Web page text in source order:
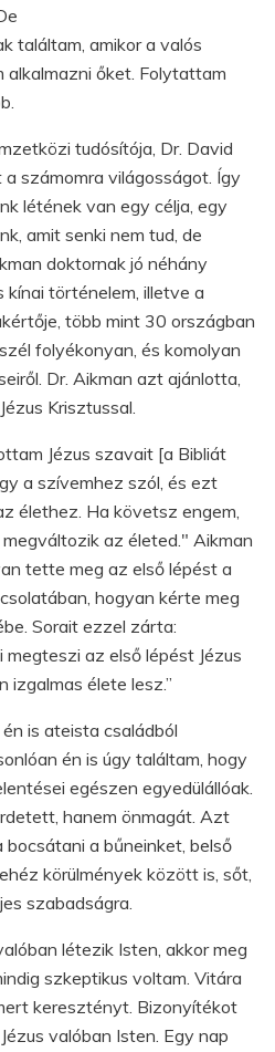
találtam, amikor a valós
őket. Folytattam
tudósítója, Dr. David
számomra világosságot. Így
létének van egy célja, egy
amit senki nem tud, de
doktornak jó néhány
kínai történelem, illetve a
több mint 30 országban
folyékonyan, és komolyan
Dr. Aikman azt ajánlotta,
Krisztussal.
Jézus szavait [a Bibliát
a szívemhez szól, és ezt
élethez. Ha követsz engem,
az életed." Aikman
tette meg az első lépést a
hogyan kérte meg
Sorait ezzel zárta:
megteszi az első lépést Jézus
izgalmas élete lesz.”
is ateista családból
én is úgy találtam, hogy
egészen egyedülállóak.
hanem önmagát. Azt
a bűneinket, belső
körülmények között is, sőt,
szabadságra.
létezik Isten, akkor meg
szkeptikus voltam. Vitára
keresztényt. Bizonyítékot
valóban Isten. Egy nap